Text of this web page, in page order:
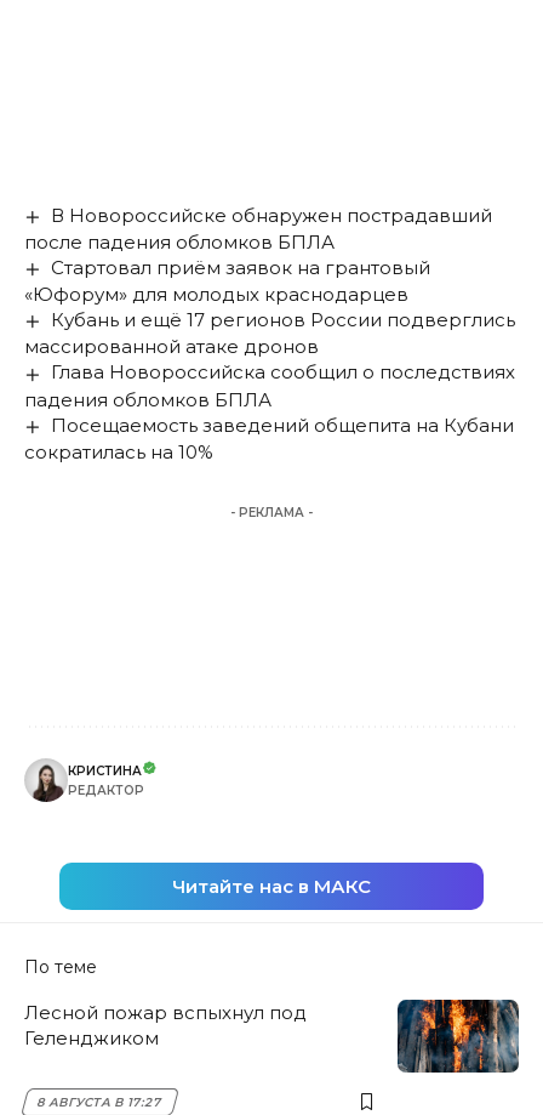
В Новороссийске обнаружен пострадавший
после падения обломков БПЛА
Стартовал приём заявок на грантовый
«Юфорум» для молодых краснодарцев
Кубань и ещё 17 регионов России подверглись
массированной атаке дронов
Глава Новороссийска сообщил о последствиях
падения обломков БПЛА
Посещаемость заведений общепита на Кубани
сократилась на 10%
- РЕКЛАМА -
КРИСТИНА
РЕДАКТОР
Читайте нас в МАКС
По теме
Лесной пожар вспыхнул под
Геленджиком
8 АВГУСТА В 17:27